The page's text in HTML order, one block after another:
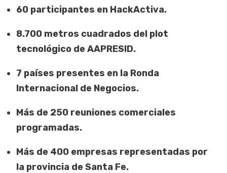
60 participantes en HackActiva.
8.700 metros cuadrados del plot
tecnológico de AAPRESID.
7 países presentes en la Ronda
Internacional de Negocios.
Más de 250 reuniones comerciales
programadas.
Más de 400 empresas representadas por
la provincia de Santa Fe.